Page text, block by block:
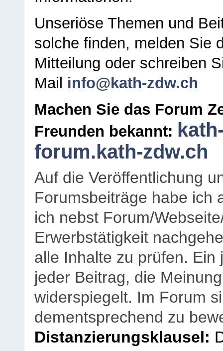
Unseriöse Themen und
solche finden, melden Sie
Mitteilung oder schreiben
Mail info@kath-zdw.ch
Machen Sie das Forum
Freunden bekannt:
forum.kath-zdw.ch
Auf die Veröffentlichung
Forumsbeiträge habe ich
ich nebst Forum/
Erwerbstätigkeit
alle Inhalte zu prüfen.
jeder Beitrag, die
widerspiegelt. Im Forum
dementsprechend zu
Distanzierungsklausel: